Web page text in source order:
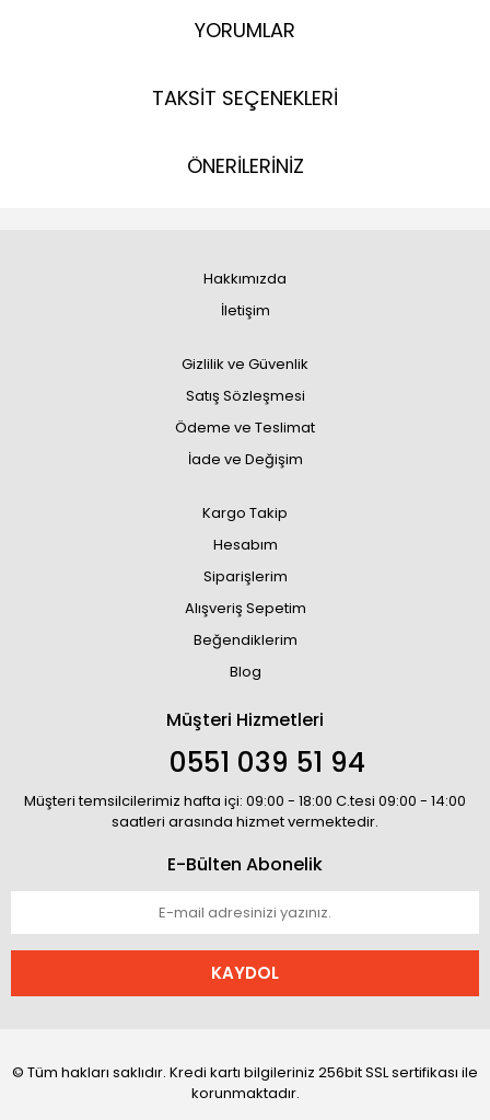
YORUMLAR
TAKSİT SEÇENEKLERİ
ÖNERİLERİNİZ
Hakkımızda
İletişim
Gizlilik ve Güvenlik
Satış Sözleşmesi
Ödeme ve Teslimat
İade ve Değişim
Kargo Takip
Hesabım
Siparişlerim
Alışveriş Sepetim
Beğendiklerim
Blog
Müşteri Hizmetleri
0551 039 51 94
Müşteri temsilcilerimiz hafta içi: 09:00 - 18:00 C.tesi 09:00 - 14:00
saatleri arasında hizmet vermektedir.
E-Bülten Abonelik
KAYDOL
© Tüm hakları saklıdır. Kredi kartı bilgileriniz 256bit SSL sertifikası ile
korunmaktadır.